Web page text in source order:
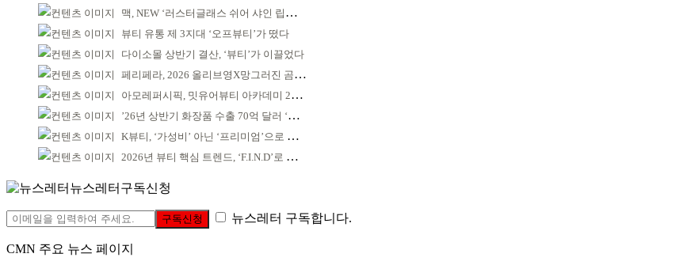
맥, NEW ‘러스터글래스 쉬어 샤인 립스틱’ 출시
뷰티 유통 제 3지대 ‘오프뷰티’가 떴다
다이소몰 상반기 결산, ‘뷰티’가 이끌었다
페리페라, 2026 올리브영X망그러진 곰 콜라보
아모레퍼시픽, 밋유어뷰티 아카데미 2기 발대식
’26년 상반기 화장품 수출 70억 달러 ‘역대 최고’
K뷰티, ‘가성비’ 아닌 ‘프리미엄’으로 승부걸어야
2026년 뷰티 핵심 트렌드, ‘F.I.N.D’로 읽는다
뉴스레터구독신청
구독신청 뉴스레터 구독합니다.
CMN 주요 뉴스 페이지